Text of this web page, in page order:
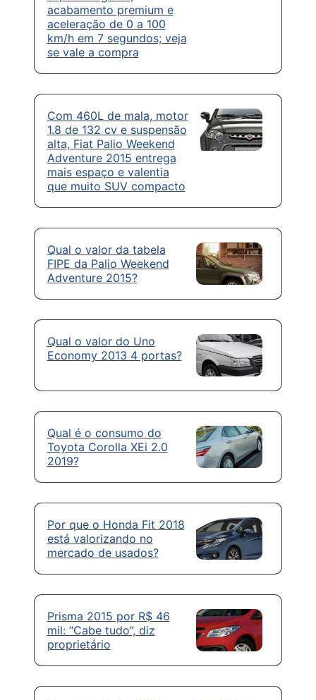
acabamento premium e
aceleração de 0 a 100
km/h em 7 segundos; veja
se vale a compra
Com 460L de mala, motor
1.8 de 132 cv e suspensão
alta, Fiat Palio Weekend
Adventure 2015 entrega
mais espaço e valentia
que muito SUV compacto
Qual o valor da tabela
FIPE da Palio Weekend
Adventure 2015?
Qual o valor do Uno
Economy 2013 4 portas?
Qual é o consumo do
Toyota Corolla XEi 2.0
2019?
Por que o Honda Fit 2018
está valorizando no
mercado de usados?
Prisma 2015 por R$ 46
mil: “Cabe tudo”, diz
proprietário